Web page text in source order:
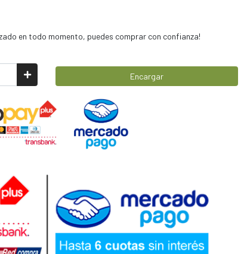
en todo momento, puedes comprar con confianza!
Encargar